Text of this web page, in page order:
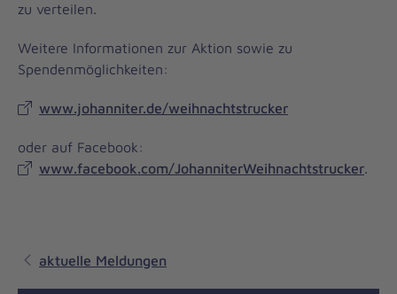
zu verteilen.
Weitere Informationen zur Aktion sowie zu
Spendenmöglichkeiten:
www.johanniter.de/weihnachtstrucker
oder auf Facebook:
www.facebook.com/JohanniterWeihnachtstrucker.
aktuelle Meldungen